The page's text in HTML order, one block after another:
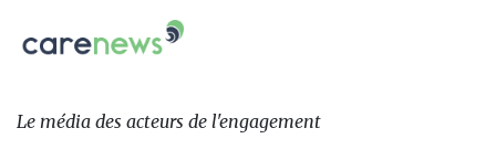
sur:
Le
des
Le média des acteurs de l'engagement